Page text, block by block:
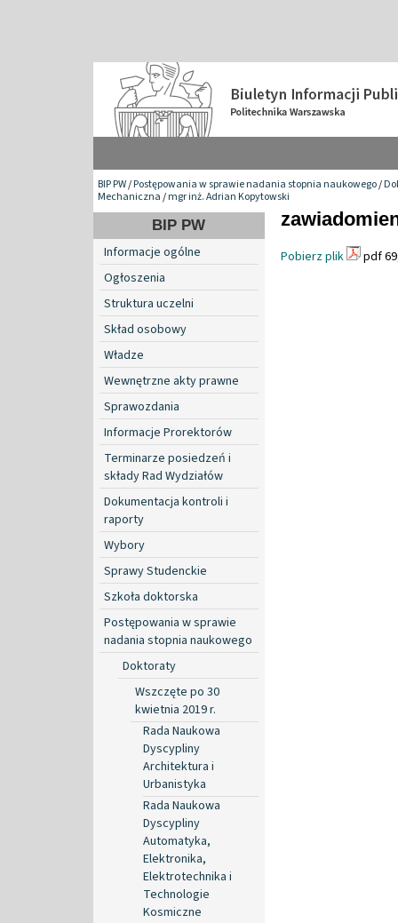
BIP PW/Postępowania w sprawie nadania stopnia naukowego/
Mechaniczna/mgr inż. Adrian Kopytowski
BIP PW
Informacje ogólne
Ogłoszenia
Struktura uczelni
Skład osobowy
Władze
Wewnętrzne akty prawne
Sprawozdania
Informacje Prorektorów
Terminarze posiedzeń i
składy Rad Wydziałów
Dokumentacja kontroli i
raporty
Wybory
Sprawy Studenckie
Szkoła doktorska
Postępowania w sprawie
nadania stopnia naukowego
Doktoraty
Wszczęte po 30
kwietnia 2019 r.
Rada Naukowa
Dyscypliny
Architektura i
Urbanistyka
Rada Naukowa
Dyscypliny
Automatyka,
Elektronika,
Elektrotechnika i
Technologie
Kosmiczne
Pobierz plik pdf